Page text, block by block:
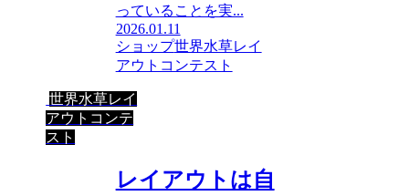
っていることを実...
2026.01.11
ショップ世界水草レイ
アウトコンテスト
世界水草レイ
アウトコンテ
スト
レイアウトは自